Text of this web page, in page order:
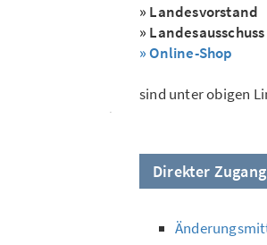
» Landesvorstand
» Landesausschuss
» Online-Shop
sind unter obigen
Direkter